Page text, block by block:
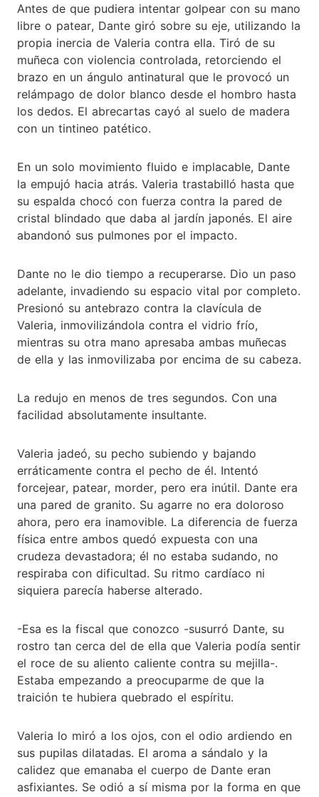
Antes de que pudiera intentar golpear con su mano
libre o patear, Dante giró sobre su eje, utilizando la
propia inercia de Valeria contra ella. Tiró de su
muñeca con violencia controlada, retorciendo el
brazo en un ángulo antinatural que le provocó un
relámpago de dolor blanco desde el hombro hasta
los dedos. El abrecartas cayó al suelo de madera
con un tintineo patético.
En un solo movimiento fluido e implacable, Dante
la empujó hacia atrás. Valeria trastabilló hasta que
su espalda chocó con fuerza contra la pared de
cristal blindado que daba al jardín japonés. El aire
abandonó sus pulmones por el impacto.
Dante no le dio tiempo a recuperarse. Dio un paso
adelante, invadiendo su espacio vital por completo.
Presionó su antebrazo contra la clavícula de
Valeria, inmovilizándola contra el vidrio frío,
mientras su otra mano apresaba ambas muñecas
de ella y las inmovilizaba por encima de su cabeza.
La redujo en menos de tres segundos. Con una
facilidad absolutamente insultante.
Valeria jadeó, su pecho subiendo y bajando
erráticamente contra el pecho de él. Intentó
forcejear, patear, morder, pero era inútil. Dante era
una pared de granito. Su agarre no era doloroso
ahora, pero era inamovible. La diferencia de fuerza
física entre ambos quedó expuesta con una
crudeza devastadora; él no estaba sudando, no
respiraba con dificultad. Su ritmo cardíaco ni
siquiera parecía haberse alterado.
-Esa es la fiscal que conozco -susurró Dante, su
rostro tan cerca del de ella que Valeria podía sentir
el roce de su aliento caliente contra su mejilla-.
Estaba empezando a preocuparme de que la
traición te hubiera quebrado el espíritu.
Valeria lo miró a los ojos, con el odio ardiendo en
sus pupilas dilatadas. El aroma a sándalo y la
calidez que emanaba el cuerpo de Dante eran
asfixiantes. Se odió a sí misma por la forma en que